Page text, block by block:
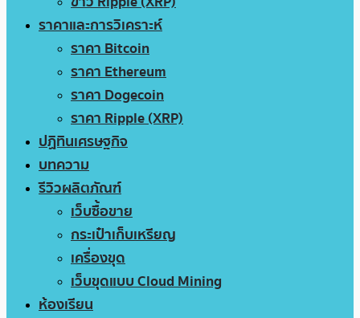
ราคาและการวิเคราะห์
ราคา Bitcoin
ราคา Ethereum
ราคา Dogecoin
ราคา Ripple (XRP)
ปฏิทินเศรษฐกิจ
บทความ
รีวิวผลิตภัณฑ์
เว็บซื้อขาย
กระเป๋าเก็บเหรียญ
เครื่องขุด
เว็บขุดแบบ Cloud Mining
ห้องเรียน